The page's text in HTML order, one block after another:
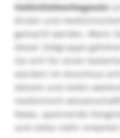
Heilmittelwerbegesetz
Ärzten und
gemacht werden. Wenn
dieser Zielgruppe
Sie sich für einen
würden! Im Anschluss
diesem und vielen
medizinisch-
News, spannende
und vieles mehr